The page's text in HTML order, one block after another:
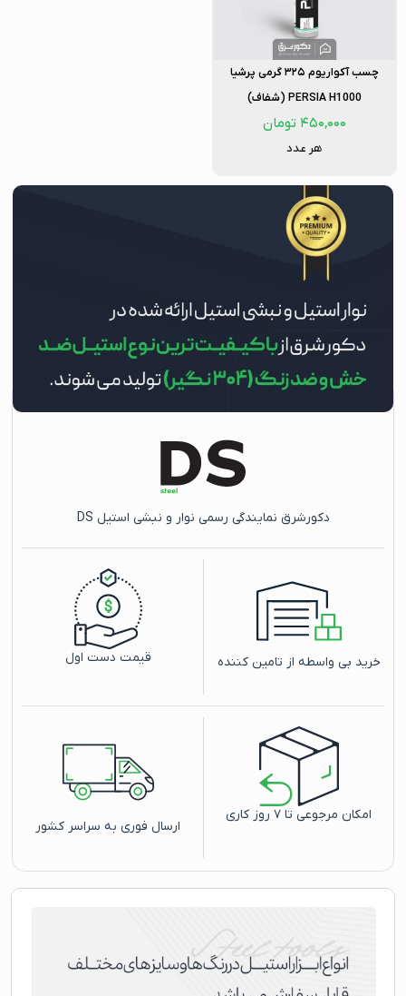
چسب آکواریوم ۳۲۵ گرمی پرشیا
PERSIA H1000 (شفاف)
۴۵۰,۰۰۰ تومان
هر عدد
دکورشرق نمایندگی رسمی نوار و نبشی استیل DS
خرید بی واسطه از تامین کننده قیمت دست اول
امکان مرجوعی تا ۷ روز کاری
ارسال فوری به سراسر کشور